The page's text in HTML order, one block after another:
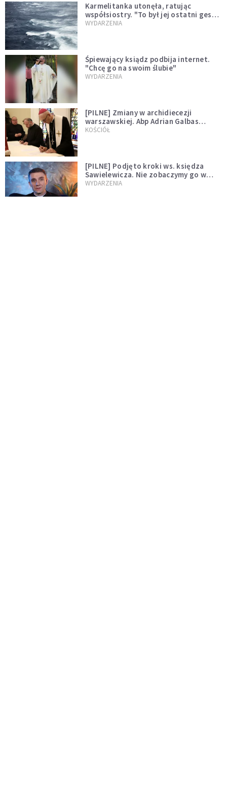
Karmelitanka utonęła, ratując
współsiostry. "To był jej ostatni gest
miłości"
WYDARZENIA
Śpiewający ksiądz podbija internet.
"Chcę go na swoim ślubie"
WYDARZENIA
[PILNE] Zmiany w archidiecezji
warszawskiej. Abp Adrian Galbas
wręczył dekrety nowym proboszczom
KOŚCIÓŁ
[PILNE] Podjęto kroki ws. księdza
Sawielewicza. Nie zobaczymy go w
mediach
WYDARZENIA